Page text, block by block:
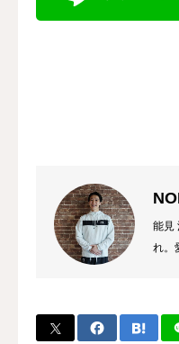
能見
れ。
のプ
ら